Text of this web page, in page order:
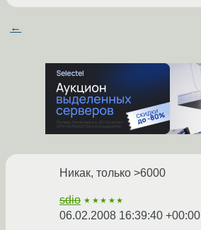
←
Никак, только >6000
sdio ★★★★★
06.02.2008 16:39:40 +00:00